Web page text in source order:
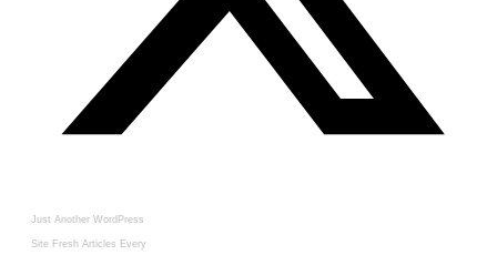
Just Another WordPress
Site Fresh Articles Every